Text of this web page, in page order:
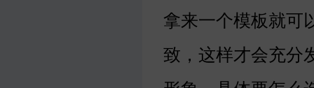
拿来一个模板就可
致，这样才会充分